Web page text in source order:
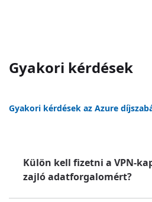
Gyakori kérdések
Gyakori kérdések az Azure
Külön kell fizetni a VPN-
zajló adatforgalomért?